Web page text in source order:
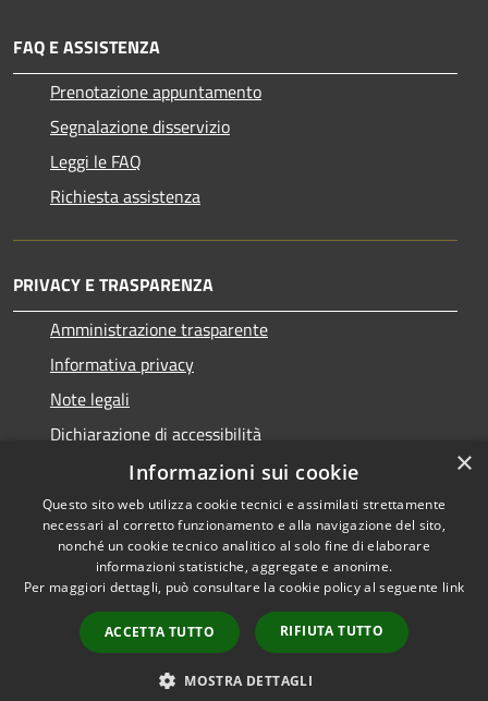
FAQ E ASSISTENZA
Prenotazione appuntamento
Segnalazione disservizio
Leggi le FAQ
Richiesta assistenza
PRIVACY E TRASPARENZA
Amministrazione trasparente
Informativa privacy
Note legali
Dichiarazione di accessibilità
Accessibilità
Privacy
Mappa del sito
Copyright © 2026 • Comune di
San Nicolò d'Arcidano •
Powered byMunicipium •
Accesso redazione
×
Informazioni sui cookie
Questo sito web utilizza cookie tecnici e assimilati strettamente
necessari al corretto funzionamento e alla navigazione del sito,
nonché un cookie tecnico analitico al solo fine di elaborare
informazioni statistiche, aggregate e anonime.
Per maggiori dettagli, può consultare la cookie policy al seguente link
ACCETTA TUTTO RIFIUTA TUTTO
MOSTRA DETTAGLI